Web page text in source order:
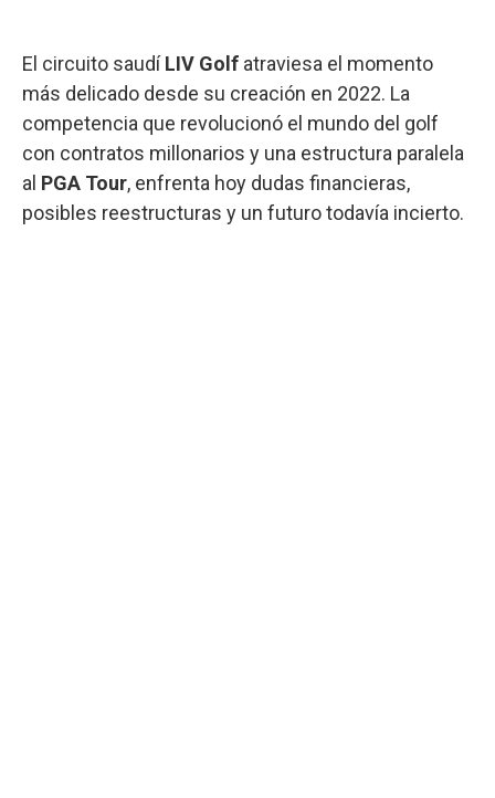
El circuito saudíLIV Golf atraviesa el momento
más delicado desde su creación en 2022. La
competencia que revolucionó el mundo del golf
con contratos millonarios y una estructura paralela
al PGA Tour, enfrenta hoy dudas financieras,
posibles reestructuras y un futuro todavía incierto.